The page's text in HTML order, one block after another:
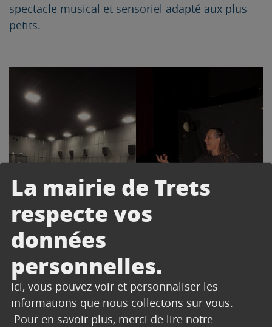
La mairie de Trets
respecte vos
données
personnelles.
Ici, vous pouvez voir et personnaliser les
informations que nous collectons sur vous.
Pour en savoir plus, merci de lire notre
spectacle musical et sensoriel adapté aux plus
petits.